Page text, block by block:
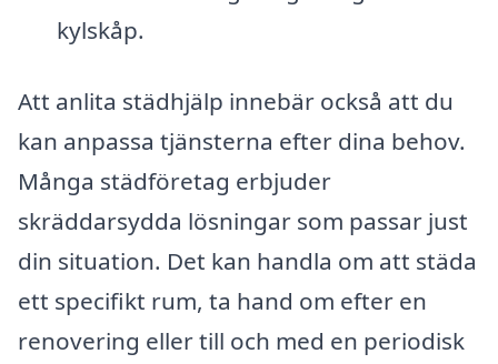
kylskåp.
Att anlita städhjälp innebär också att du
kan anpassa tjänsterna efter dina behov.
Många städföretag erbjuder
skräddarsydda lösningar som passar just
din situation. Det kan handla om att städa
ett specifikt rum, ta hand om efter en
renovering eller till och med en periodisk